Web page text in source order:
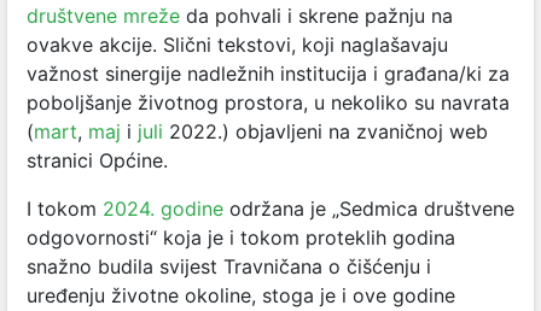
društvene mreže da pohvali i skrene pažnju na
ovakve akcije. Slični tekstovi, koji naglašavaju
važnost sinergije nadležnih institucija i građana/ki za
poboljšanje životnog prostora, u nekoliko su navrata
(mart, maj i juli 2022.) objavljeni na zvaničnoj web
stranici Općine.
I tokom 2024. godine održana je „Sedmica društvene
odgovornosti“ koja je i tokom proteklih godina
snažno budila svijest Travničana o čišćenju i
uređenju životne okoline, stoga je i ove godine